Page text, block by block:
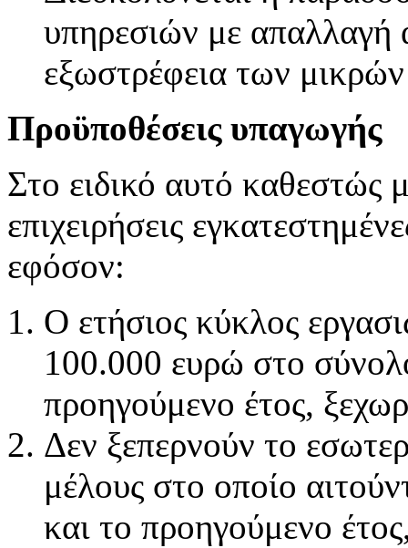
υπηρεσιών με
εξωστρέφεια των
Προϋποθέσεις υπαγωγής
Στο ειδικό αυτό καθεστώς
επιχειρήσεις
εφόσον:
Ο ετήσιος κύκλος
100.000 ευρώ στο
προηγούμενο έτος,
Δεν ξεπερνούν το
μέλους στο οποίο
και το προηγούμενο